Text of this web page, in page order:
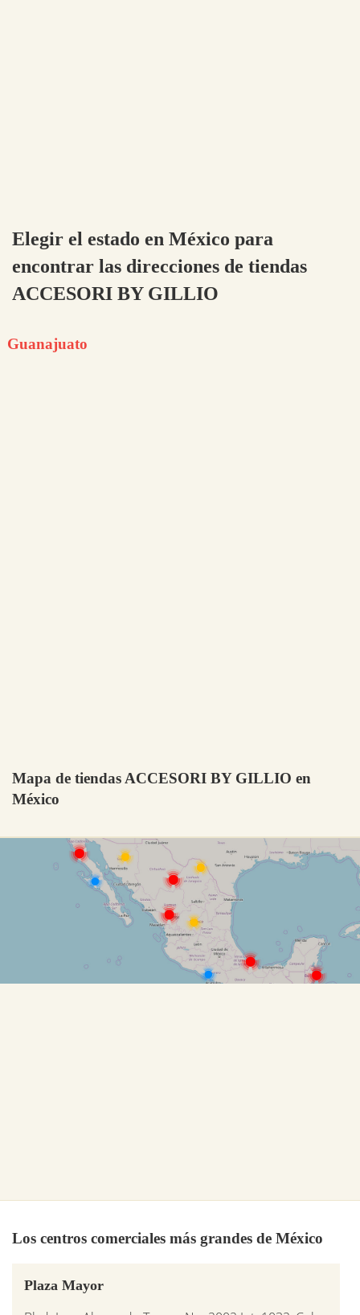
Elegir el estado en México para
encontrar las direcciones de tiendas
ACCESORI BY GILLIO
Guanajuato
Mapa de tiendas ACCESORI BY GILLIO en
México
Los centros comerciales más grandes de México
Plaza Mayor